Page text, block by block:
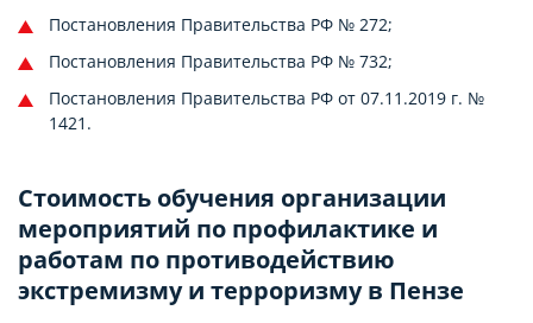
Постановления Правительства РФ № 272;
Постановления Правительства РФ № 732;
Постановления Правительства РФ от 07.11.2019 г. №
1421.
Стоимость обучения организации
мероприятий по профилактике и
работам по противодействию
экстремизму и терроризму в Пензе